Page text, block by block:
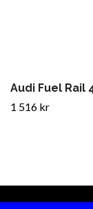
Audi Fuel Rail
1 516 kr